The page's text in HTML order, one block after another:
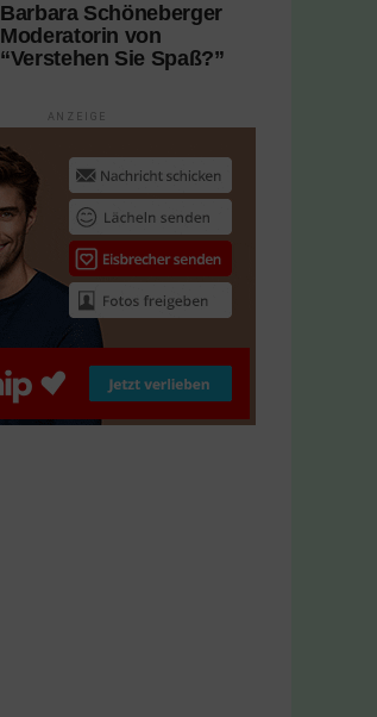
Barbara Schöneberger
Moderatorin von
“Verstehen Sie Spaß?”
ANZEIGE